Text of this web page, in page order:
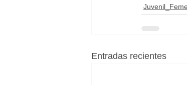
Entradas recientes